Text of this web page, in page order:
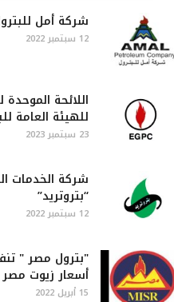
شركة أمل
12 سبتمبر 2022
اللائحة الموحدة
للهيئة العامة
23 سبتمبر 2023
شركة الخدمات
“بتروتريد”
12 سبتمبر 2022
"بترول مصر "
أسعار زيوت مصر
15 أبريل 2022